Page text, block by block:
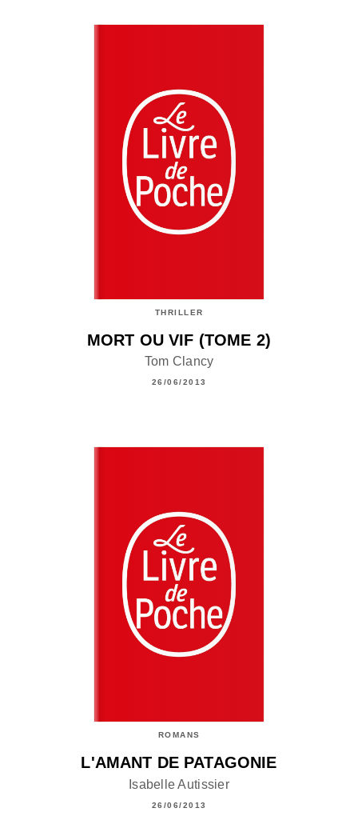
THRILLER
MORT OU VIF (TOME 2)
Tom Clancy
26/06/2013
ROMANS
L'AMANT DE PATAGONIE
Isabelle Autissier
26/06/2013